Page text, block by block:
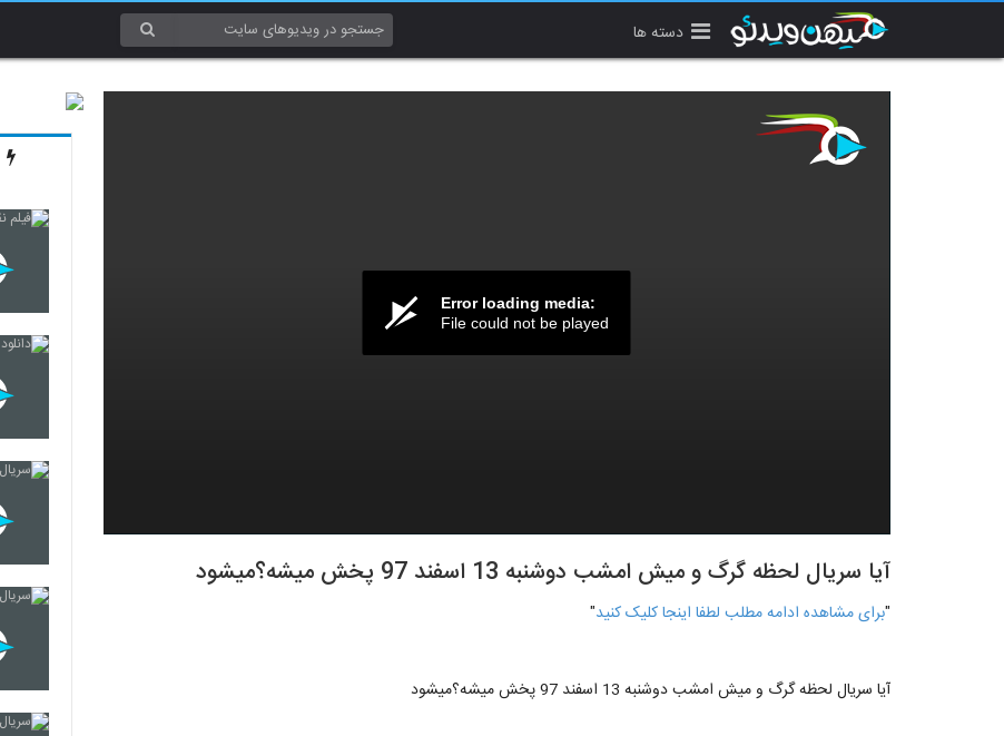
دسته ها
Error loading media:
File could not be played
آیا سریال لحظه گرگ و میش امشب دوشنبه 13 اسفند 97 پخش میشه؟میشود
"برای مشاهده ادامه مطلب لطفا اینجا کلیک کنید"
آیا سریال لحظه گرگ و میش امشب دوشنبه 13 اسفند 97 پخش میشه؟میشود